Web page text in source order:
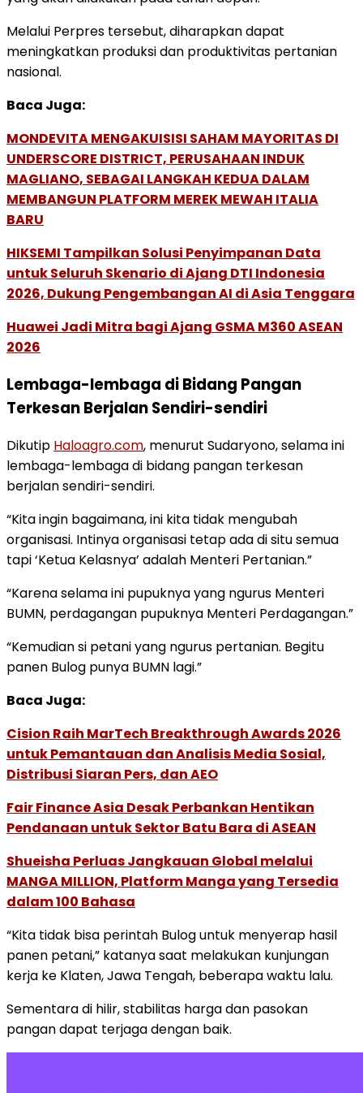
Melalui Perpres tersebut, diharapkan dapat
meningkatkan produksi dan produktivitas pertanian
nasional.
Baca Juga:
MONDEVITA MENGAKUISISI SAHAM MAYORITAS DI
UNDERSCORE DISTRICT, PERUSAHAAN INDUK
MAGLIANO, SEBAGAI LANGKAH KEDUA DALAM
MEMBANGUN PLATFORM MEREK MEWAH ITALIA
BARU
HIKSEMI Tampilkan Solusi Penyimpanan Data
untuk Seluruh Skenario di Ajang DTI Indonesia
2026, Dukung Pengembangan AI di Asia Tenggara
Huawei Jadi Mitra bagi Ajang GSMA M360 ASEAN
2026
Lembaga-lembaga di Bidang Pangan
Terkesan Berjalan Sendiri-sendiri
Dikutip Haloagro.com, menurut Sudaryono, selama ini
lembaga-lembaga di bidang pangan terkesan
berjalan sendiri-sendiri.
“Kita ingin bagaimana, ini kita tidak mengubah
organisasi. Intinya organisasi tetap ada di situ semua
tapi ‘Ketua Kelasnya’ adalah Menteri Pertanian.”
“Karena selama ini pupuknya yang ngurus Menteri
BUMN, perdagangan pupuknya Menteri Perdagangan.”
“Kemudian si petani yang ngurus pertanian. Begitu
panen Bulog punya BUMN lagi.”
Baca Juga:
Cision Raih MarTech Breakthrough Awards 2026
untuk Pemantauan dan Analisis Media Sosial,
Distribusi Siaran Pers, dan AEO
Fair Finance Asia Desak Perbankan Hentikan
Pendanaan untuk Sektor Batu Bara di ASEAN
Shueisha Perluas Jangkauan Global melalui
MANGA MILLION, Platform Manga yang Tersedia
dalam 100 Bahasa
“Kita tidak bisa perintah Bulog untuk menyerap hasil
panen petani,” katanya saat melakukan kunjungan
kerja ke Klaten, Jawa Tengah, beberapa waktu lalu.
Sementara di hilir, stabilitas harga dan pasokan
pangan dapat terjaga dengan baik.